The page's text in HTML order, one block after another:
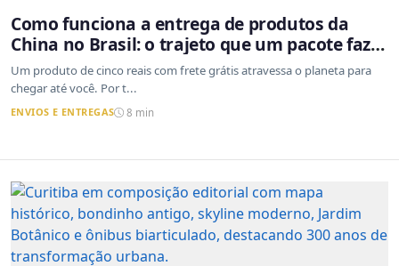
Como funciona a entrega de produtos da
China no Brasil: o trajeto que um pacote faz
do outro lado do mundo até a sua casa
Um produto de cinco reais com frete grátis atravessa o planeta para
chegar até você. Por t...
ENVIOS E ENTREGAS 8 min